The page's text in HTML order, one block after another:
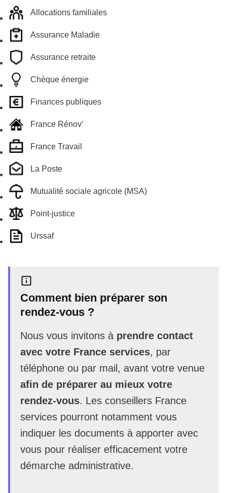
Allocations familiales
Assurance Maladie
Assurance retraite
Chèque énergie
Finances publiques
France Rénov'
France Travail
La Poste
Mutualité sociale agricole (MSA)
Point-justice
Urssaf
Comment bien préparer son
rendez-vous ?
Nous vous invitons à prendre contact
avec votre France services, par
téléphone ou par mail, avant votre venue
afin de préparer au mieux votre
rendez-vous. Les conseillers France
services pourront notamment vous
indiquer les documents à apporter avec
vous pour réaliser efficacement votre
démarche administrative.